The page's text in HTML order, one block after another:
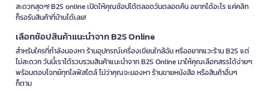
สะดวกสุดๆ! B2S online เปิดให้คุณช้อปได้ตลอดวันตลอดคืน อยากได้อะไร แค่คลิก
ก็รอรับสินค้าที่บ้านได้เลย!
เลือกช้อปสินค้าแนะนำจาก B2S Online
สำหรับใครที่กำลังมองหา ร้านอุปกรณ์เครื่องเขียนใกล้ฉัน หรืออยากแวะร้าน B2S แต่
ไม่สะดวก วันนี้เราได้รวบรวมสินค้าแนะนำจาก B2S Online มาให้คุณเลือกสรรได้ง่ายๆ
พร้อมตอบโจทย์ทุกไลฟ์สไตล์ ไม่ว่าคุณจะมองหา ร้านขายหนังสือ หรือสินค้าอื่นๆ
ก็ตาม